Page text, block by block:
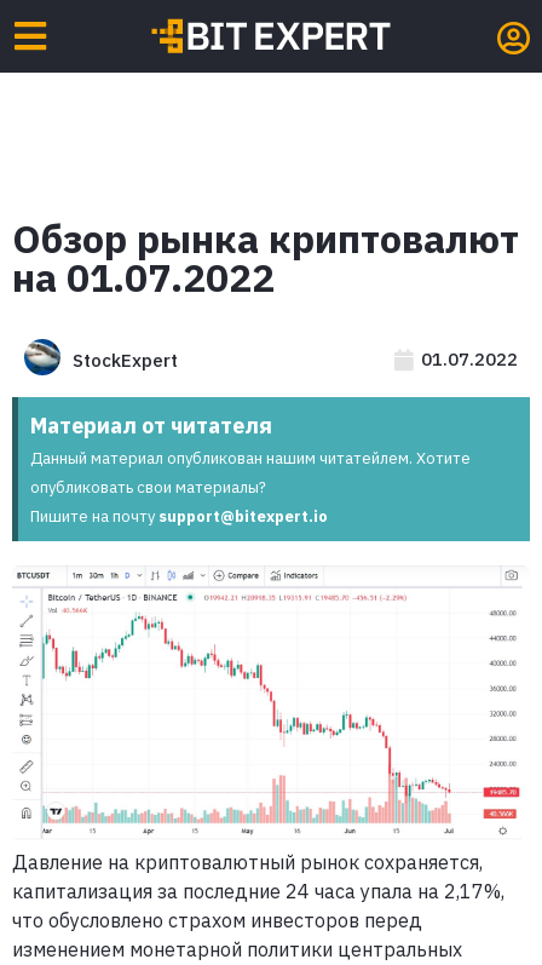
Обзор рынка криптовалют
на 01.07.2022
StockExpert 01.07.2022
Материал от читателя
Данный материал опубликован нашим читатейлем. Хотите
опубликовать свои материалы?
Пишите на почту support@bitexpert.io
Давление на криптовалютный рынок сохраняется,
капитализация за последние 24 часа упала на 2,17%,
что обусловлено страхом инвесторов перед
изменением монетарной политики центральных